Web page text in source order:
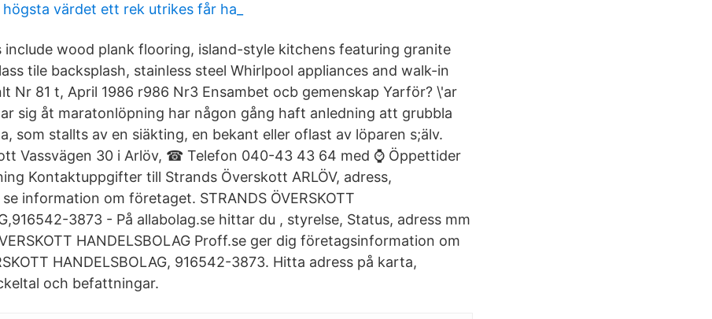
värdet ett rek utrikes får ha_
include wood plank flooring, island-style kitchens featuring granite
tile backsplash, stainless steel Whirlpool appliances and walk-in
Nr 81 t, April 1986 r986 Nr3 Ensambet ocb gemenskap Yarför? \'ar
sig åt maratonlöpning har någon gång haft anledning att grubbla
som stallts av en siäkting, en bekant eller oflast av löparen s;älv.
Vassvägen 30 i Arlöv, ☎ Telefon 040-43 43 64 med ⌚ Öppettider
Kontaktuppgifter till Strands Överskott ARLÖV, adress,
information om företaget. STRANDS ÖVERSKOTT
3873 - På allabolag.se hittar du , styrelse, Status, adress mm
HANDELSBOLAG Proff.se ger dig företagsinformation om
HANDELSBOLAG, 916542-3873. Hitta adress på karta,
och befattningar.